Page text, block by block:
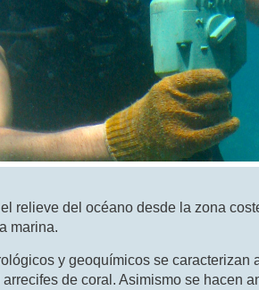
relieve del océano desde la zona
marina.
y geoquímicos se
de coral. Asimismo se hacen